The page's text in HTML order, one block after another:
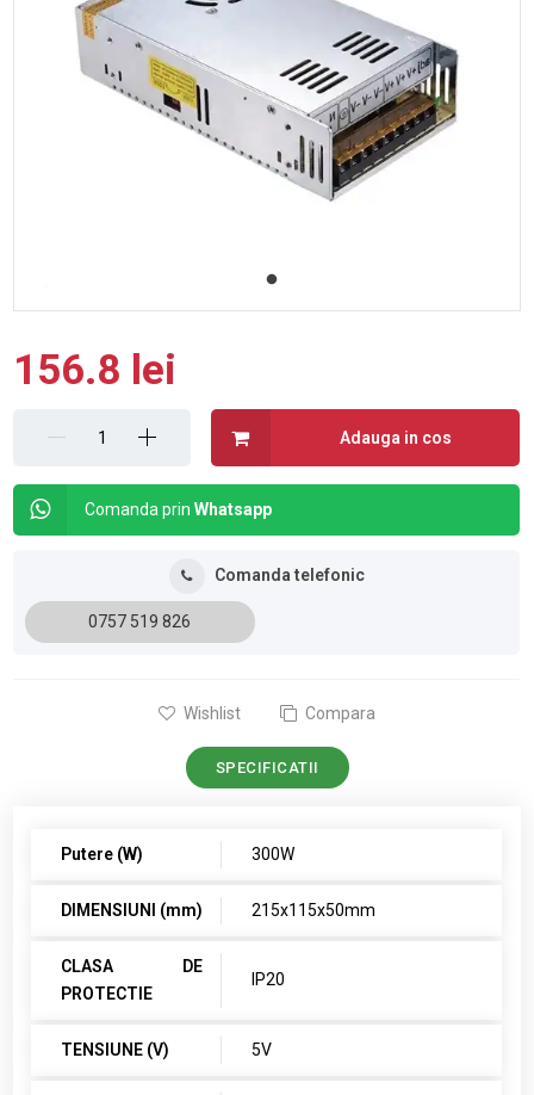
156.8 lei
Adauga in cos
Comanda prinWhatsapp
Comanda telefonic
0757 519 826
Wishlist Compara
SPECIFICATII
Putere (W) 300W
DIMENSIUNI (mm) 215x115x50mm
CLASA DE
PROTECTIE
IP20
TENSIUNE (V) 5V